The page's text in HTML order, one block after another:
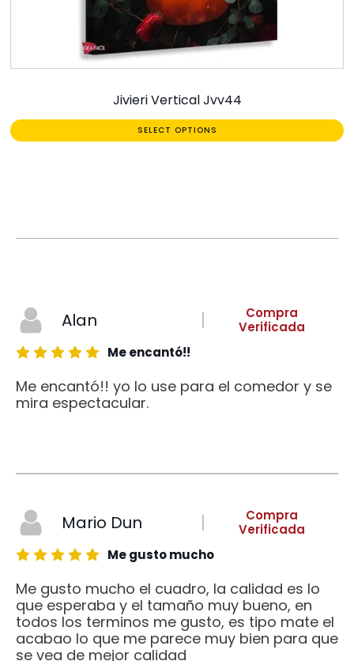
Jivieri Vertical Jvv44
SELECT OPTIONS
Alan
Compra
Verificada
Me encantó!!
Me encantó!! yo lo use para el comedor y se
mira espectacular.
Mario Dun
Compra
Verificada
Me gusto mucho
Me gusto mucho el cuadro, la calidad es lo
que esperaba y el tamaño muy bueno, en
todos los terminos me gusto, es tipo mate el
acabao lo que me parece muy bien para que
se vea de mejor calidad